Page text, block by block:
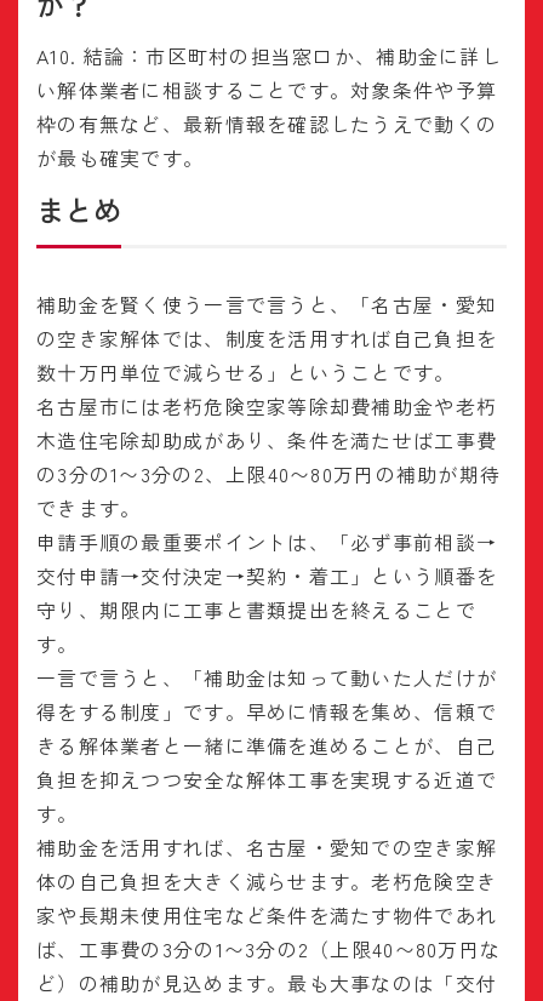
A10. 結論：市区町村の担当窓口か、補助金に詳し
い解体業者に相談することです。対象条件や予算
枠の有無など、最新情報を確認したうえで動くの
が最も確実です。
まとめ
補助金を賢く使う一言で言うと、「名古屋・愛知
の空き家解体では、制度を活用すれば自己負担を
数十万円単位で減らせる」ということです。
名古屋市には老朽危険空家等除却費補助金や老朽
木造住宅除却助成があり、条件を満たせば工事費
の3分の1〜3分の2、上限40〜80万円の補助が期待
できます。
申請手順の最重要ポイントは、「必ず事前相談→
交付申請→交付決定→契約・着工」という順番を
守り、期限内に工事と書類提出を終えることで
す。
一言で言うと、「補助金は知って動いた人だけが
得をする制度」です。早めに情報を集め、信頼で
きる解体業者と一緒に準備を進めることが、自己
負担を抑えつつ安全な解体工事を実現する近道で
す。
補助金を活用すれば、名古屋・愛知での空き家解
体の自己負担を大きく減らせます。老朽危険空き
家や長期未使用住宅など条件を満たす物件であれ
ば、工事費の3分の1〜3分の2（上限40〜80万円な
ど）の補助が見込めます。最も大事なのは「交付